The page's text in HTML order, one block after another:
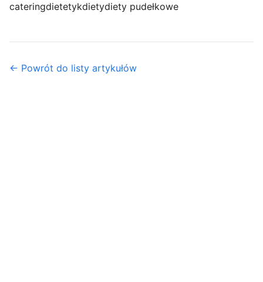
cateringdietetykdietydiety pudełkowe
← Powrót do listy artykułów